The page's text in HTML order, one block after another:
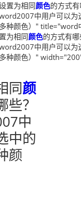
置为相同颜色的方式
中用户可以为
多种颜色）" title="word
置为相同颜色的方式有
中用户可以为
多种颜色）"
同颜
？
中
中的
颜